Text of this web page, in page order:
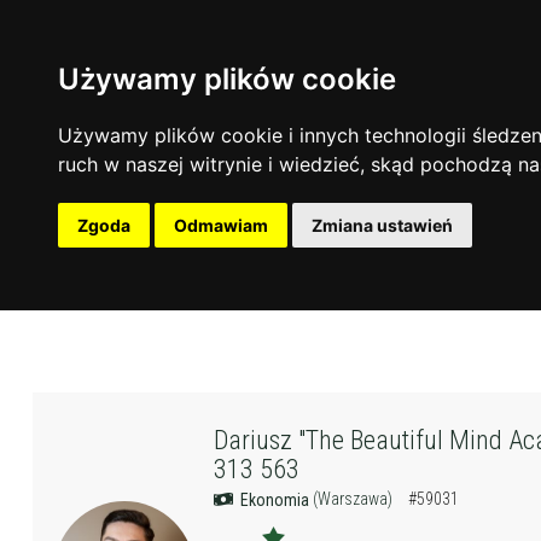
Używamy plików cookie
Używamy plików cookie i innych technologii
ruch w naszej witrynie i wiedzieć, skąd pochodzą
Zgoda Odmawiam Zmiana ustawień
Dariusz "The Beautiful Mind
313 563
Ekonomia (Warszawa) #59031